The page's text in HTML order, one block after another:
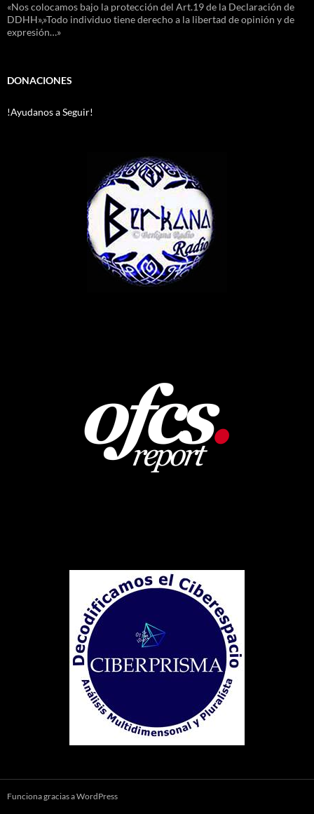
«Nos colocamos bajo la protección del Art.19 de la Declaración de
DDHH»,»Todo individuo tiene derecho a la libertad de opinión y de
expresión…»
DONACIONES
!Ayudanos a Seguir!
Funciona gracias a WordPress